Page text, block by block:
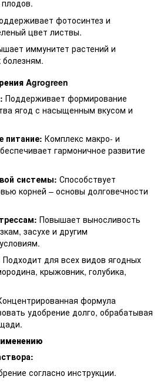
фотосинтез и
цвет листвы.
иммунитет растений и
болезням.
Agrogreen
Поддерживает формирование
ягод с насыщенным вкусом и
питание: Комплекс макро- и
гармоничное развитие
системы: Способствует
корней – основы долговечности
Повышает выносливость
засухе и другим
Подходит для всех видов ягодных
крыжовник, голубика,
формула
удобрение долго, обрабатывая
согласно инструкции.